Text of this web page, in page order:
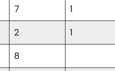
7
1
2
1
8